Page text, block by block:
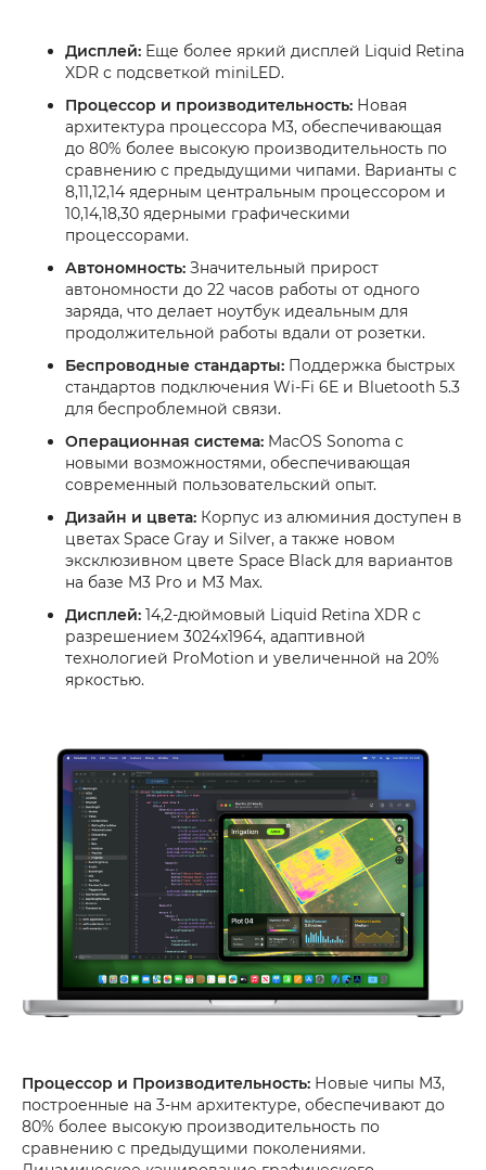
Дисплей: Еще более яркий дисплей Liquid Retina
XDR с подсветкой miniLED.
Процессор и производительность: Новая
архитектура процессора M3, обеспечивающая
до 80% более высокую производительность по
сравнению с предыдущими чипами. Варианты с
8,11,12,14 ядерным центральным процессором и
10,14,18,30 ядерными графическими
процессорами.
Автономность: Значительный прирост
автономности до 22 часов работы от одного
заряда, что делает ноутбук идеальным для
продолжительной работы вдали от розетки.
Беспроводные стандарты: Поддержка быстрых
стандартов подключения Wi-Fi 6E и Bluetooth 5.3
для беспроблемной связи.
Операционная система: MacOS Sonoma с
новыми возможностями, обеспечивающая
современный пользовательский опыт.
Дизайн и цвета: Корпус из алюминия доступен в
цветах Space Gray и Silver, а также новом
эксклюзивном цвете Space Black для вариантов
на базе M3 Pro и M3 Max.
Дисплей: 14,2-дюймовый Liquid Retina XDR с
разрешением 3024x1964, адаптивной
технологией ProMotion и увеличенной на 20%
яркостью.
Процессор и Производительность: Новые чипы M3,
построенные на 3-нм архитектуре, обеспечивают до
80% более высокую производительность по
сравнению с предыдущими поколениями.